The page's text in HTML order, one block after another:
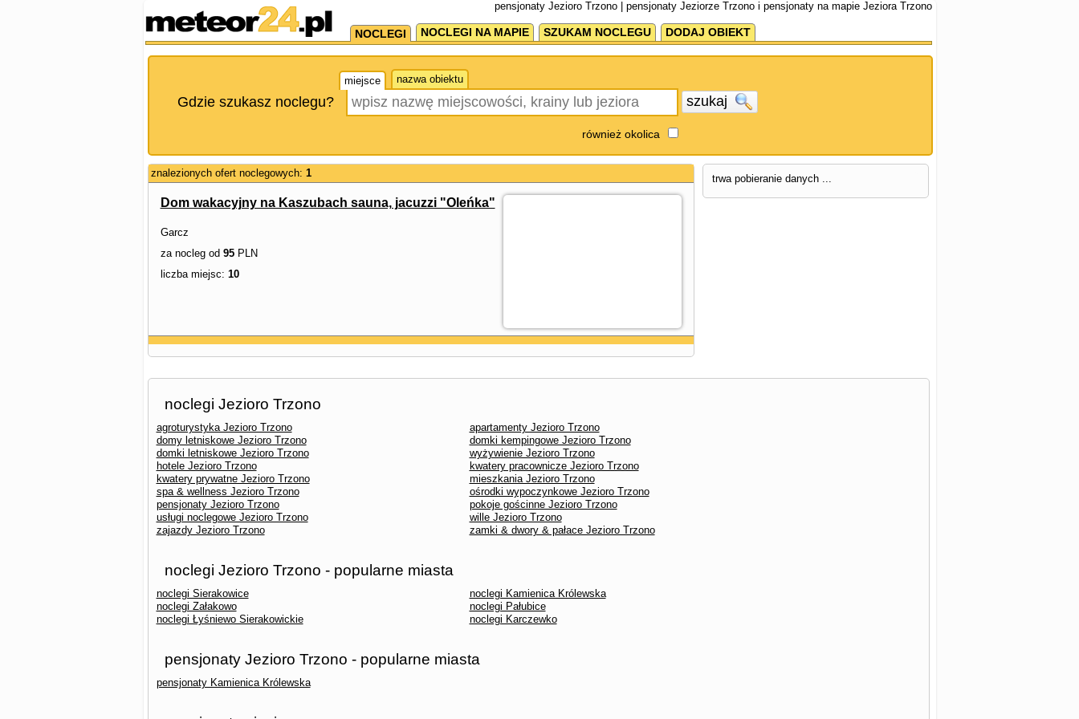
pensjonaty Jezioro Trzono | pensjonaty Jeziorze Trzono i pensjonaty na mapie Jeziora Trzono
NOCLEGI NOCLEGI NA MAPIE SZUKAM NOCLEGU DODAJ OBIEKT
miejsce nazwa obiektu
Gdzie szukasz noclegu? szukaj
również okolica
znalezionych ofert noclegowych: 1
Dom wakacyjny na Kaszubach sauna, jacuzzi "Oleńka"
Garcz
za nocleg od 95PLN
liczba miejsc: 10
trwa pobieranie danych ...
noclegi Jezioro Trzono
agroturystyka Jezioro Trzono
apartamenty Jezioro Trzono
domy letniskowe Jezioro Trzono
domki kempingowe Jezioro Trzono
domki letniskowe Jezioro Trzono
wyżywienie Jezioro Trzono
hotele Jezioro Trzono
kwatery pracownicze Jezioro Trzono
kwatery prywatne Jezioro Trzono
mieszkania Jezioro Trzono
spa & wellness Jezioro Trzono
ośrodki wypoczynkowe Jezioro Trzono
pensjonaty Jezioro Trzono
pokoje gościnne Jezioro Trzono
usługi noclegowe Jezioro Trzono
wille Jezioro Trzono
zajazdy Jezioro Trzono
zamki & dwory & pałace Jezioro Trzono
noclegi Jezioro Trzono - popularne miasta
noclegi Sierakowice
noclegi Kamienica Królewska
noclegi Załakowo
noclegi Pałubice
noclegi Łyśniewo Sierakowickie
noclegi Karczewko
pensjonaty Jezioro Trzono - popularne miasta
pensjonaty Kamienica Królewska